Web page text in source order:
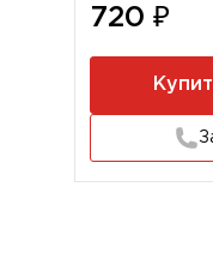
720 ₽